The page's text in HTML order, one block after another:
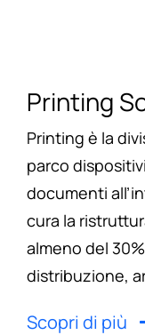
Printing
Printing è la
parco
documenti
cura la
almeno del
distribuzione,
Scopri di più